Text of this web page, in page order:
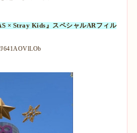
× Stray Kids』スペシャルARフィル
J641AOVlLOb